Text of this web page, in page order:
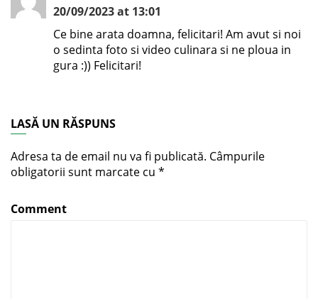
20/09/2023 at 13:01
Ce bine arata doamna, felicitari! Am avut si noi
o sedinta foto si video culinara si ne ploua in
gura :)) Felicitari!
LASĂ UN RĂSPUNS
Adresa ta de email nu va fi publicată. Câmpurile
obligatorii sunt marcate cu *
Comment